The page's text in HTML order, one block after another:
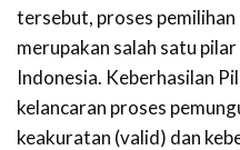
tersebut, proses
merupakan salah satu
Indonesia. Keberhasilan
kelancaran proses
keakuratan (valid) dan